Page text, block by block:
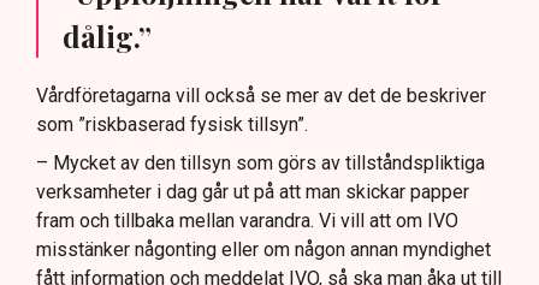
dålig.”
Vårdföretagarna vill också se mer av det de beskriver
som ”riskbaserad fysisk tillsyn”.
– Mycket av den tillsyn som görs av tillståndspliktiga
verksamheter i dag går ut på att man skickar papper
fram och tillbaka mellan varandra. Vi vill att om IVO
misstänker någonting eller om någon annan myndighet
fått information och meddelat IVO, så ska man åka ut till